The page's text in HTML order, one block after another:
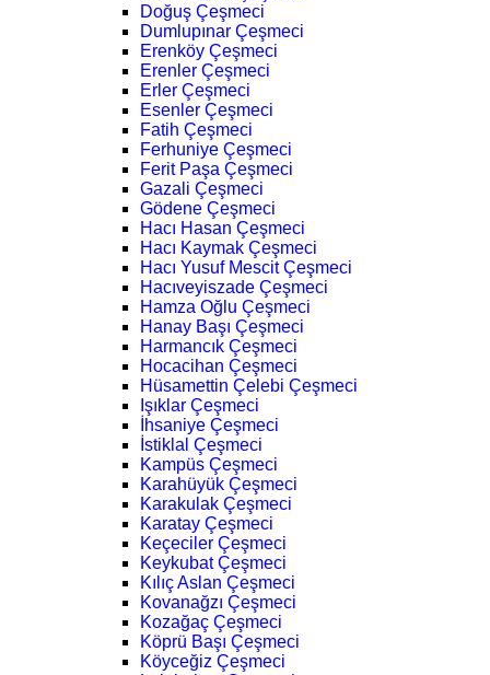
Doğuş Çeşmeci
Dumlupınar Çeşmeci
Erenköy Çeşmeci
Erenler Çeşmeci
Erler Çeşmeci
Esenler Çeşmeci
Fatih Çeşmeci
Ferhuniye Çeşmeci
Ferit Paşa Çeşmeci
Gazali Çeşmeci
Gödene Çeşmeci
Hacı Hasan Çeşmeci
Hacı Kaymak Çeşmeci
Hacı Yusuf Mescit Çeşmeci
Hacıveyiszade Çeşmeci
Hamza Oğlu Çeşmeci
Hanay Başı Çeşmeci
Harmancık Çeşmeci
Hocacihan Çeşmeci
Hüsamettin Çelebi Çeşmeci
Işıklar Çeşmeci
İhsaniye Çeşmeci
İstiklal Çeşmeci
Kampüs Çeşmeci
Karahüyük Çeşmeci
Karakulak Çeşmeci
Karatay Çeşmeci
Keçeciler Çeşmeci
Keykubat Çeşmeci
Kılıç Aslan Çeşmeci
Kovanağzı Çeşmeci
Kozağaç Çeşmeci
Köprü Başı Çeşmeci
Köyceğiz Çeşmeci